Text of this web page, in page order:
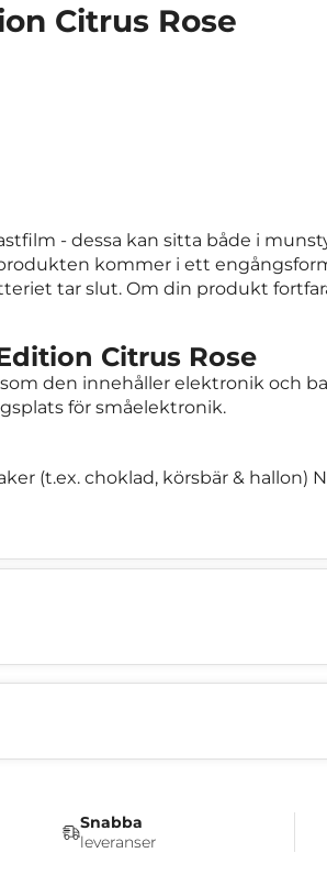
Citrus Rose
- dessa kan sitta både i
kommer i ett
tar slut. Om din produkt
Citrus Rose
den innehåller elektronik och
för småelektronik.
(t.ex. choklad, körsbär &
Snabba
leveranser